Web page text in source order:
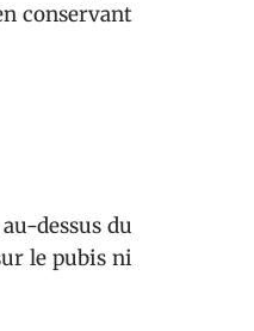
conservant
dessus du
le pubis ni